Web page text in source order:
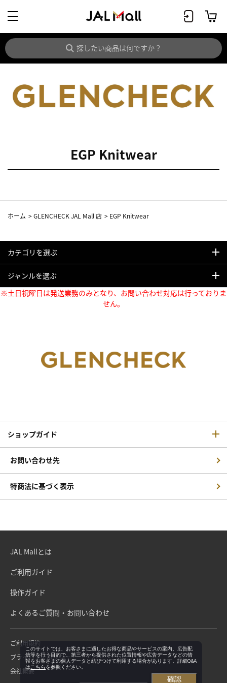
EGP Knitwear
ホーム >GLENCHECK JAL Mall 店 > EGP Knitwear
カテゴリを選ぶ
ジャンルを選ぶ
※土日祝曜日は発送業務のみとなり、お問い合わせ対応は行っておりま
せん。
ショップガイド
お問い合わせ先
特商法に基づく表示
JAL Mallとは
ご利用ガイド
操作ガイド
よくあるご質問・お問い合わせ
ご利用規約
プライバシーポリシー
会社概要
このサイトでは、お客さまに適したお得な商品やサービスの案内、広告配
信等を行う目的で、第三者から提供された位置情報や広告データなどの情
報をお客さまの個人データと結びつけて利用する場合があります。詳細Q&A
はこちらを参照ください。
確認